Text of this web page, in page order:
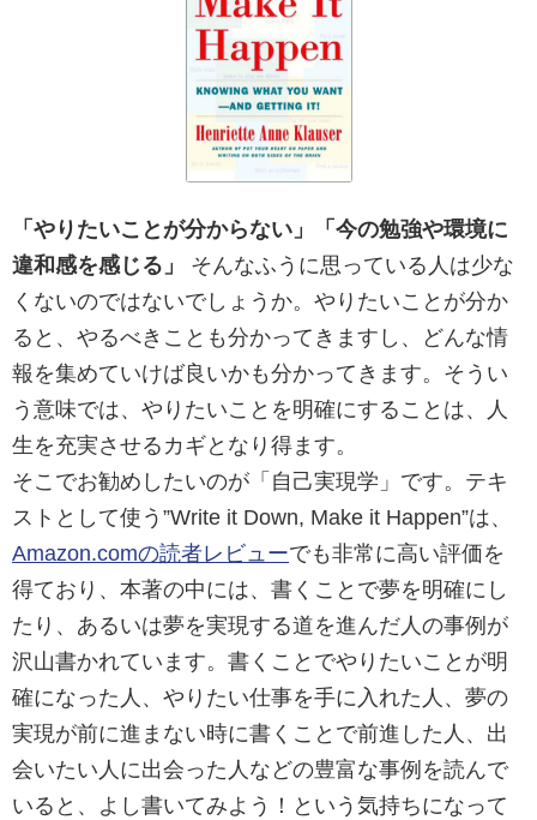
「やりたいことが分からない」「今の勉強や環境に
違和感を感じる」
そんなふうに思っている人は少な
くないのではないでしょうか。やりたいことが分か
ると、やるべきことも分かってきますし、どんな情
報を集めていけば良いかも分かってきます。そうい
う意味では、やりたいことを明確にすることは、人
生を充実させるカギとなり得ます。
そこでお勧めしたいのが「自己実現学」です。テキ
ストとして使う”Write it Down, Make it Happen”は、
Amazon.comの読者レビューでも非常に高い評価を
得ており、本著の中には、 書くことで夢を明確にし
たり、あるいは夢を実現する道を進んだ人の事例が
沢山書かれています。書くことでやりたいことが明
確になった人、やりたい仕事を手に入れた人、夢の
実現が前に進まない時に書くことで前進した人、出
会いたい人に出会った人などの豊富な事例を読んで
いると、よし書いてみよう！という気持ちになって